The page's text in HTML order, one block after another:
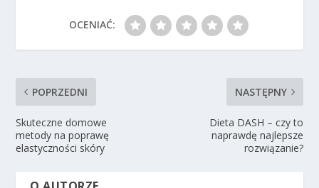
OCENIAĆ:
POPRZEDNI
Skuteczne domowe
metody na poprawę
elastyczności skóry
NASTĘPNY
Dieta DASH – czy to
naprawdę najlepsze
rozwiązanie?